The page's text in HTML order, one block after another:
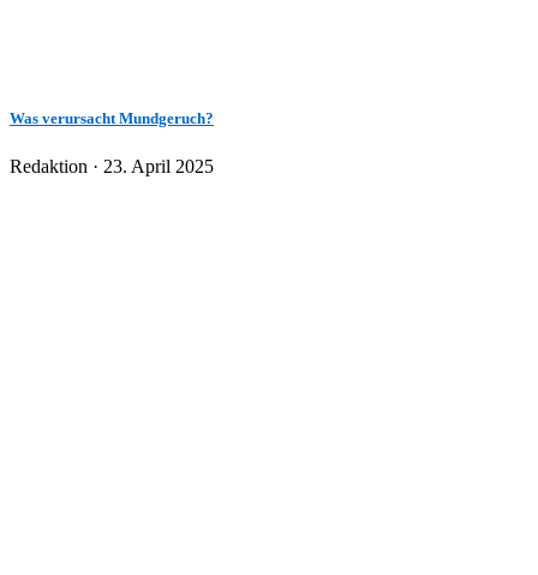
Was verursacht Mundgeruch?
Redaktion · Veröffentlicht
23. April 2025